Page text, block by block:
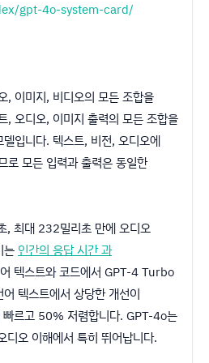
gpt-4o-system-card/
, 이미지, 비디오의 모든 조합을
, 오디오, 이미지 출력의 모든 조합을
입니다. 텍스트, 비전, 오디오에
로 모든 입력과 출력은 동일한
, 최대 232밀리초 만에 오디오
는 인간의 응답 시간 과
텍스트와 코드에서 GPT-4 Turbo
텍스트에서 상당한 개선이
르고 50% 저렴합니다. GPT-4o는
디오 이해에서 특히 뛰어납니다.